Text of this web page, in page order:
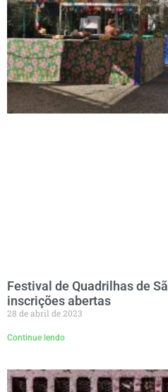
Festival de Quadrilhas de
inscrições abertas
28 de abril de 2023
Continue lendo